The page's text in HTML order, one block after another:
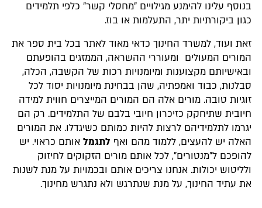
בנוסף עלינו להימנע מגילויים "מחסלי קשר" כלפי תלמידים
כגון ביקורתיות יתר, התעלמות או בוז.
זאת ועוד, למשרד החינוך כדאי מאוד לאתר בכל בית ספר את
המורים המעולים ומעוררי ההשראה, הממזגים בהופעתם
ובאישיותם מקצוענות ומיומנויות רכות של הקשבה, הכלה,
סבלנות, כבוד ואמפתיה, שהן בבחינת מיומנויות יסוד לכל
זוגיות טובה. מורים אלה הם המורים המייצרים חווית למידה
חיובית שתיחקק כזיכרון חיובי בלבם של התלמידים. רק הם
יגרמו לתלמידיהם לרצות להיות כמותם כשיגדלו. את המורים
האלה יש להעצים, ללמוד מהם ואף לתגמלאותם כראוי. יש
להופכם ל"מנטורים", לכל אותם מורים הזקוקים לחיזוק
ולליטוש יכולות. אנחנו צריכים אותם ובכמויות על מנת לשנות
את עתיד החינוך, על מנת שנתרגש ולא נתגרש מחינוך.